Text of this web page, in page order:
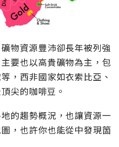
物資源豐沛卻長年被列強
要也以高貴礦物為主，包
，西非國家如衣索比亞、
尖的咖啡豆。
的趨勢概況，也讓資源一
，也許你也能從中發現箇